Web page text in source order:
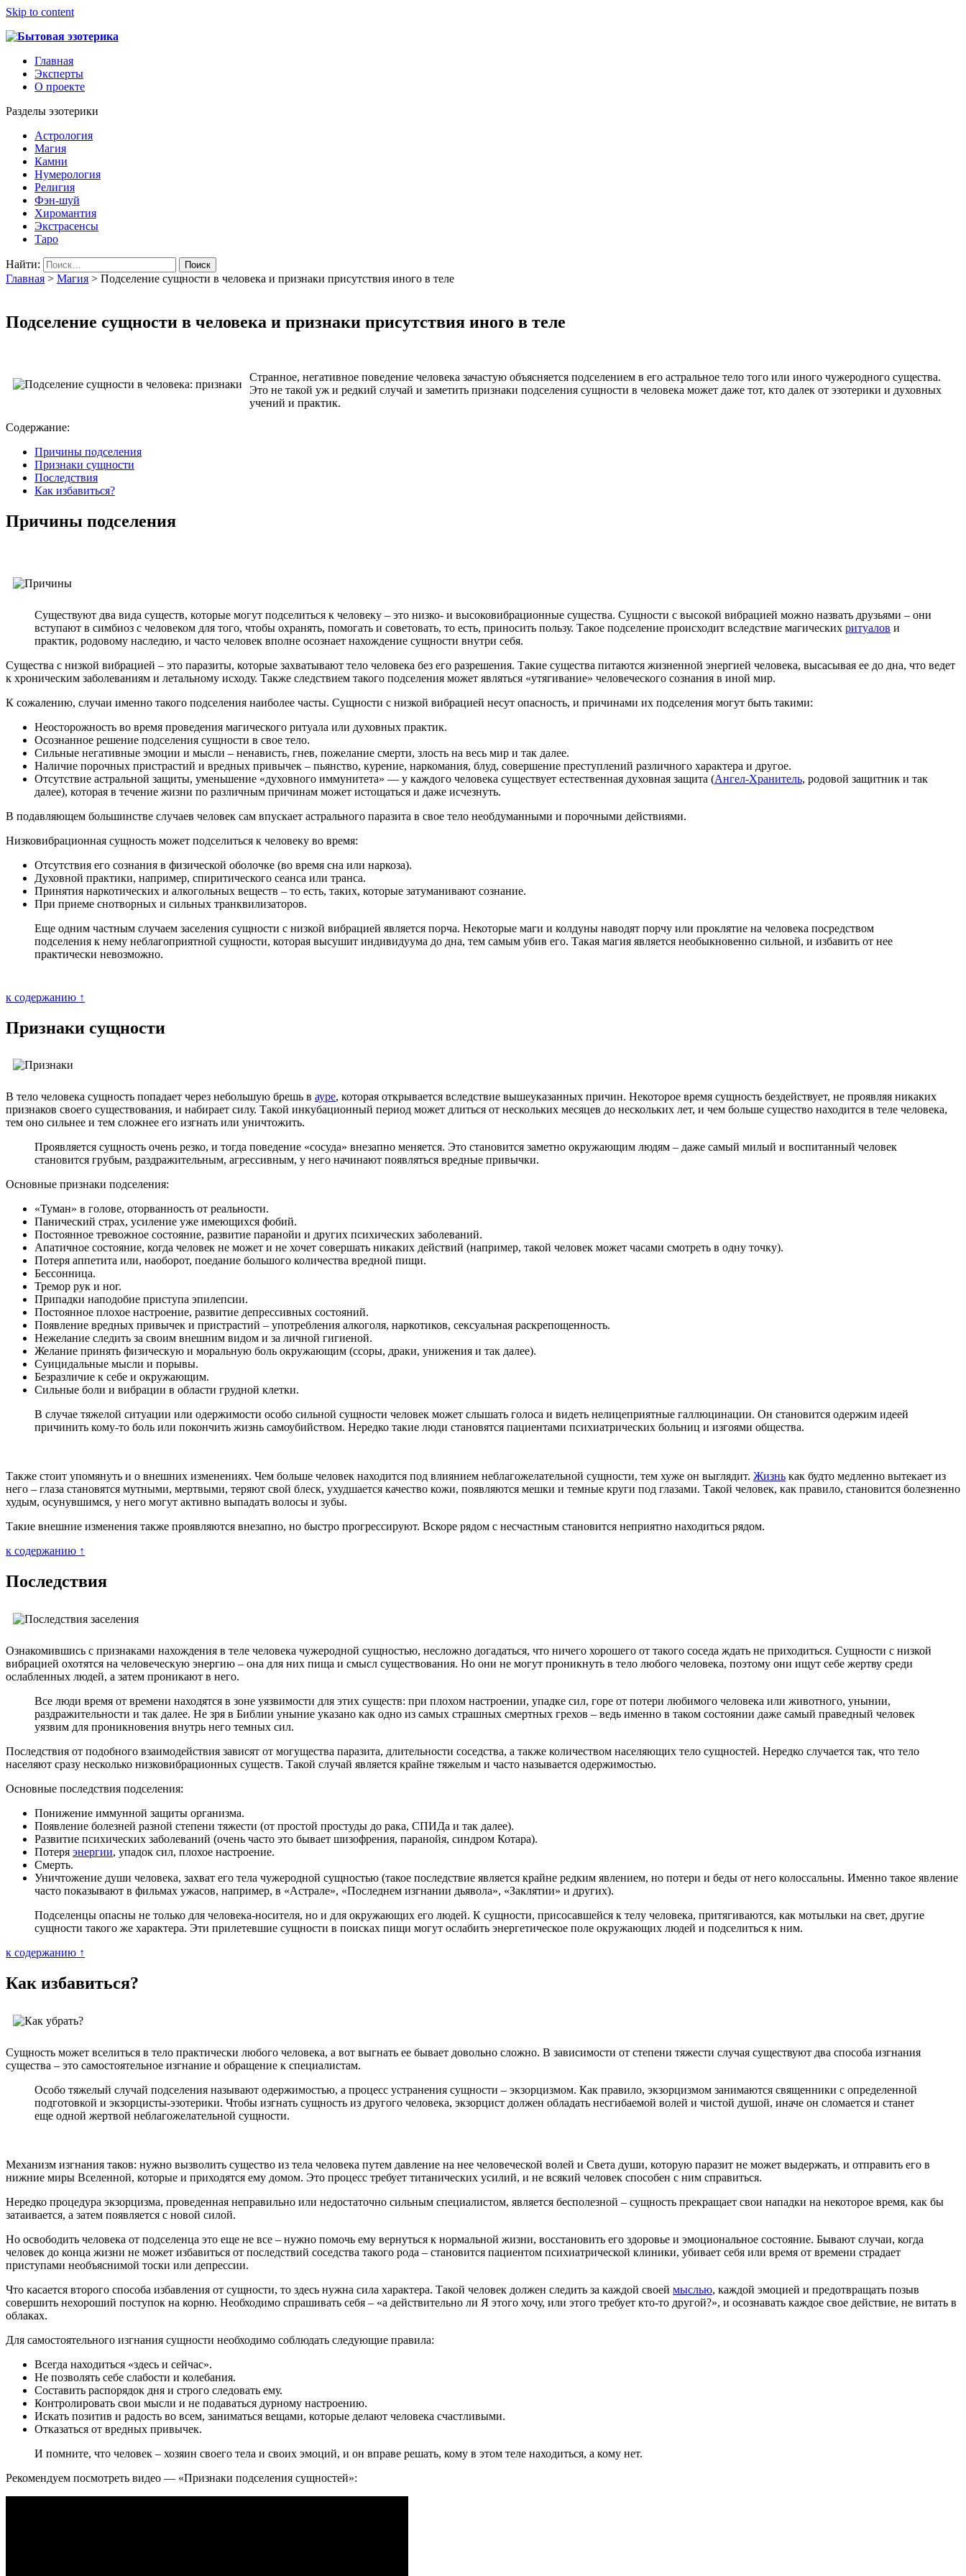
Skip to content
Главная
Эксперты
О проекте
Разделы эзотерики
Астрология
Магия
Камни
Нумерология
Религия
Фэн-шуй
Хиромантия
Экстрасенсы
Таро
Найти:
Главная > Магия > Подселение сущности в человека и признаки присутствия иного в теле
Подселение сущности в человека и признаки присутствия иного в теле
Странное, негативное поведение человека зачастую объясняется подселением в его астральное тело того или иного чужеродного существа.
Это не такой уж и редкий случай и заметить признаки подселения сущности в человека может даже тот, кто далек от эзотерики и духовных
учений и практик.
Содержание:
Причины подселения
Признаки сущности
Последствия
Как избавиться?
Причины подселения
Существуют два вида существ, которые могут подселиться к человеку – это низко- и высоковибрационные существа. Сущности с высокой вибрацией можно назвать друзьями – они
вступают в симбиоз с человеком для того, чтобы охранять, помогать и советовать, то есть, приносить пользу. Такое подселение происходит вследствие магических ритуалов и
практик, родовому наследию, и часто человек вполне осознает нахождение сущности внутри себя.
Существа с низкой вибрацией – это паразиты, которые захватывают тело человека без его разрешения. Такие существа питаются жизненной энергией человека, высасывая ее до дна, что ведет
к хроническим заболеваниям и летальному исходу. Также следствием такого подселения может являться «утягивание» человеческого сознания в иной мир.
К сожалению, случаи именно такого подселения наиболее часты. Сущности с низкой вибрацией несут опасность, и причинами их подселения могут быть такими:
Неосторожность во время проведения магического ритуала или духовных практик.
Осознанное решение подселения сущности в свое тело.
Сильные негативные эмоции и мысли – ненависть, гнев, пожелание смерти, злость на весь мир и так далее.
Наличие порочных пристрастий и вредных привычек – пьянство, курение, наркомания, блуд, совершение преступлений различного характера и другое.
Отсутствие астральной защиты, уменьшение «духовного иммунитета» — у каждого человека существует естественная духовная защита (Ангел-Хранитель, родовой защитник и так
далее), которая в течение жизни по различным причинам может истощаться и даже исчезнуть.
В подавляющем большинстве случаев человек сам впускает астрального паразита в свое тело необдуманными и порочными действиями.
Низковибрационная сущность может подселиться к человеку во время:
Отсутствия его сознания в физической оболочке (во время сна или наркоза).
Духовной практики, например, спиритического сеанса или транса.
Принятия наркотических и алкогольных веществ – то есть, таких, которые затуманивают сознание.
При приеме снотворных и сильных транквилизаторов.
Еще одним частным случаем заселения сущности с низкой вибрацией является порча. Некоторые маги и колдуны наводят порчу или проклятие на человека посредством
подселения к нему неблагоприятной сущности, которая высушит индивидуума до дна, тем самым убив его. Такая магия является необыкновенно сильной, и избавить от нее
практически невозможно.
к содержанию ↑
Признаки сущности
В тело человека сущность попадает через небольшую брешь в ауре, которая открывается вследствие вышеуказанных причин. Некоторое время сущность бездействует, не проявляя никаких
признаков своего существования, и набирает силу. Такой инкубационный период может длиться от нескольких месяцев до нескольких лет, и чем больше существо находится в теле человека,
тем оно сильнее и тем сложнее его изгнать или уничтожить.
Проявляется сущность очень резко, и тогда поведение «сосуда» внезапно меняется. Это становится заметно окружающим людям – даже самый милый и воспитанный человек
становится грубым, раздражительным, агрессивным, у него начинают появляться вредные привычки.
Основные признаки подселения:
«Туман» в голове, оторванность от реальности.
Панический страх, усиление уже имеющихся фобий.
Постоянное тревожное состояние, развитие паранойи и других психических заболеваний.
Апатичное состояние, когда человек не может и не хочет совершать никаких действий (например, такой человек может часами смотреть в одну точку).
Потеря аппетита или, наоборот, поедание большого количества вредной пищи.
Бессонница.
Тремор рук и ног.
Припадки наподобие приступа эпилепсии.
Постоянное плохое настроение, развитие депрессивных состояний.
Появление вредных привычек и пристрастий – употребления алкоголя, наркотиков, сексуальная раскрепощенность.
Нежелание следить за своим внешним видом и за личной гигиеной.
Желание принять физическую и моральную боль окружающим (ссоры, драки, унижения и так далее).
Суицидальные мысли и порывы.
Безразличие к себе и окружающим.
Сильные боли и вибрации в области грудной клетки.
В случае тяжелой ситуации или одержимости особо сильной сущности человек может слышать голоса и видеть нелицеприятные галлюцинации. Он становится одержим идеей
причинить кому-то боль или покончить жизнь самоубийством. Нередко такие люди становятся пациентами психиатрических больниц и изгоями общества.
Также стоит упомянуть и о внешних изменениях. Чем больше человек находится под влиянием неблагожелательной сущности, тем хуже он выглядит. Жизнь как будто медленно вытекает из
него – глаза становятся мутными, мертвыми, теряют свой блеск, ухудшается качество кожи, появляются мешки и темные круги под глазами. Такой человек, как правило, становится болезненно
худым, осунувшимся, у него могут активно выпадать волосы и зубы.
Такие внешние изменения также проявляются внезапно, но быстро прогрессируют. Вскоре рядом с несчастным становится неприятно находиться рядом.
к содержанию ↑
Последствия
Ознакомившись с признаками нахождения в теле человека чужеродной сущностью, несложно догадаться, что ничего хорошего от такого соседа ждать не приходиться. Сущности с низкой
вибрацией охотятся на человеческую энергию – она для них пища и смысл существования. Но они не могут проникнуть в тело любого человека, поэтому они ищут себе жертву среди
ослабленных людей, а затем проникают в него.
Все люди время от времени находятся в зоне уязвимости для этих существ: при плохом настроении, упадке сил, горе от потери любимого человека или животного, унынии,
раздражительности и так далее. Не зря в Библии уныние указано как одно из самых страшных смертных грехов – ведь именно в таком состоянии даже самый праведный человек
уязвим для проникновения внутрь него темных сил.
Последствия от подобного взаимодействия зависят от могущества паразита, длительности соседства, а также количеством населяющих тело сущностей. Нередко случается так, что тело
населяют сразу несколько низковибрационных существ. Такой случай является крайне тяжелым и часто называется одержимостью.
Основные последствия подселения:
Понижение иммунной защиты организма.
Появление болезней разной степени тяжести (от простой простуды до рака, СПИДа и так далее).
Развитие психических заболеваний (очень часто это бывает шизофрения, паранойя, синдром Котара).
Потеря энергии, упадок сил, плохое настроение.
Смерть.
Уничтожение души человека, захват его тела чужеродной сущностью (такое последствие является крайне редким явлением, но потери и беды от него колоссальны. Именно такое явление
часто показывают в фильмах ужасов, например, в «Астрале», «Последнем изгнании дьявола», «Заклятии» и других).
Подселенцы опасны не только для человека-носителя, но и для окружающих его людей. К сущности, присосавшейся к телу человека, притягиваются, как мотыльки на свет, другие
сущности такого же характера. Эти прилетевшие сущности в поисках пищи могут ослабить энергетическое поле окружающих людей и подселиться к ним.
к содержанию ↑
Как избавиться?
Сущность может вселиться в тело практически любого человека, а вот выгнать ее бывает довольно сложно. В зависимости от степени тяжести случая существуют два способа изгнания
существа – это самостоятельное изгнание и обращение к специалистам.
Особо тяжелый случай подселения называют одержимостью, а процесс устранения сущности – экзорцизмом. Как правило, экзорцизмом занимаются священники с определенной
подготовкой и экзорцисты-эзотерики. Чтобы изгнать сущность из другого человека, экзорцист должен обладать несгибаемой волей и чистой душой, иначе он сломается и станет
еще одной жертвой неблагожелательной сущности.
Механизм изгнания таков: нужно вызволить существо из тела человека путем давление на нее человеческой волей и Света души, которую паразит не может выдержать, и отправить его в
нижние миры Вселенной, которые и приходятся ему домом. Это процесс требует титанических усилий, и не всякий человек способен с ним справиться.
Нередко процедура экзорцизма, проведенная неправильно или недостаточно сильным специалистом, является бесполезной – сущность прекращает свои нападки на некоторое время, как бы
затаивается, а затем появляется с новой силой.
Но освободить человека от подселенца это еще не все – нужно помочь ему вернуться к нормальной жизни, восстановить его здоровье и эмоциональное состояние. Бывают случаи, когда
человек до конца жизни не может избавиться от последствий соседства такого рода – становится пациентом психиатрической клиники, убивает себя или время от времени страдает
приступами необъяснимой тоски или депрессии.
Что касается второго способа избавления от сущности, то здесь нужна сила характера. Такой человек должен следить за каждой своей мыслью, каждой эмоцией и предотвращать позыв
совершить нехороший поступок на корню. Необходимо спрашивать себя – «а действительно ли Я этого хочу, или этого требует кто-то другой?», и осознавать каждое свое действие, не витать в
облаках.
Для самостоятельного изгнания сущности необходимо соблюдать следующие правила:
Всегда находиться «здесь и сейчас».
Не позволять себе слабости и колебания.
Составить распорядок дня и строго следовать ему.
Контролировать свои мысли и не подаваться дурному настроению.
Искать позитив и радость во всем, заниматься вещами, которые делают человека счастливыми.
Отказаться от вредных привычек.
И помните, что человек – хозяин своего тела и своих эмоций, и он вправе решать, кому в этом теле находиться, а кому нет.
Рекомендуем посмотреть видео — «Признаки подселения сущностей»: